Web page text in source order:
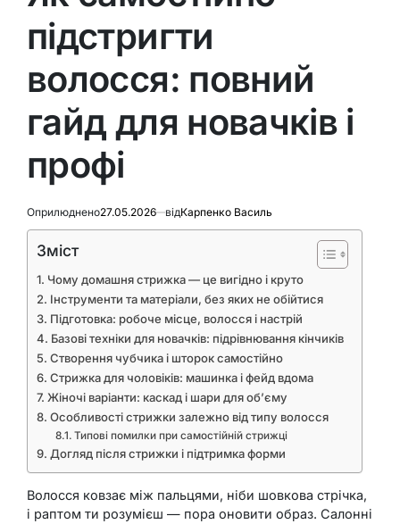
підстригти
волосся: повний
гайд для новачків і
профі
Оприлюднено27.05.2026 відКарпенко Василь
Зміст
Чому домашня стрижка — це вигідно і круто
Інструменти та матеріали, без яких не обійтися
Підготовка: робоче місце, волосся і настрій
Базові техніки для новачків: підрівнювання кінчиків
Створення чубчика і шторок самостійно
Стрижка для чоловіків: машинка і фейд вдома
Жіночі варіанти: каскад і шари для об’єму
Особливості стрижки залежно від типу волосся
Типові помилки при самостійній стрижці
Догляд після стрижки і підтримка форми
Волосся ковзає між пальцями, ніби шовкова стрічка,
і раптом ти розумієш — пора оновити образ. Салонні